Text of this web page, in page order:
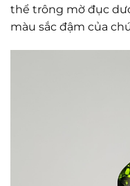
thể trông mờ đục
màu sắc đậm của